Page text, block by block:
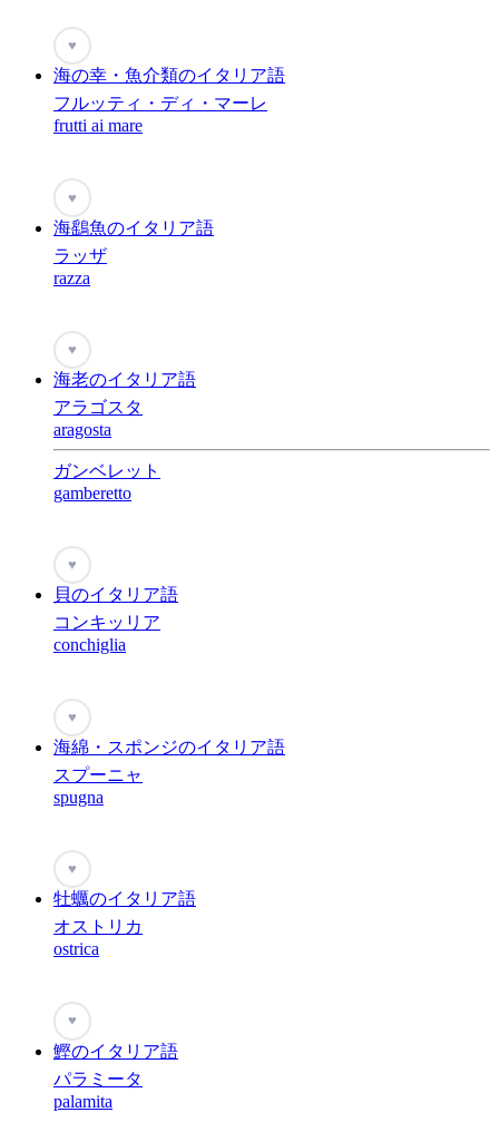
♥
海の幸・魚介類のイタリア語
フルッティ・ディ・マーレ
frutti ai mare
♥
海鷂魚のイタリア語
ラッザ
razza
♥
海老のイタリア語
アラゴスタ
aragosta
ガンベレット
gamberetto
♥
貝のイタリア語
コンキッリア
conchiglia
♥
海綿・スポンジのイタリア語
スプーニャ
spugna
♥
牡蠣のイタリア語
オストリカ
ostrica
♥
鰹のイタリア語
パラミータ
palamita